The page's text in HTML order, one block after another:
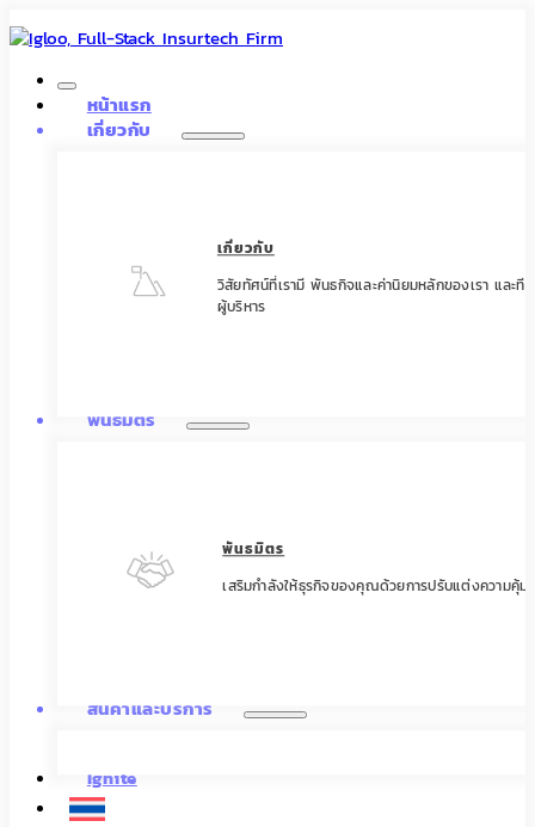
หน้าแรก
เกี่ยวกับ
เกี่ยวกับ
วิสัยทัศน์ที่เรามี พันธกิจและค่านิยมหลักของเรา และทีม
ผู้บริหาร
พันธมิตร
พันธมิตร
เสริมกำลังให้ธุรกิจของคุณด้วยการปรับแต่งความคุ้ม
สินค้าและบริการ
Ignite